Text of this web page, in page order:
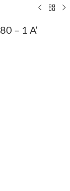
– 1 A‘